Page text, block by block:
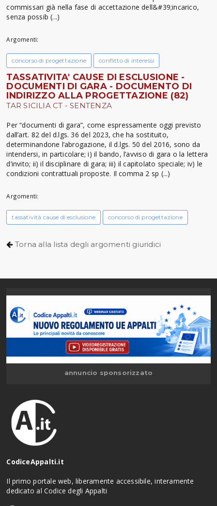
commissari già nella fase di accettazione dell&#39;incarico,
senza possib (...)
Argomenti:
concorso di progettazione conflitto di interessi
TASSATIVITA' CAUSE DI ESCLUSIONE -
DOCUMENTI DI GARA - DOCUMENTO DI
INDIRIZZO ALLA PROGETTAZIONE (82)
TAR SICILIA CT - SENTENZA
Per “documenti di gara”, come espressamente oggi previsto
dall’art. 82 del d.lgs. 36 del 2023, che ha sostituito,
determinandone l’abrogazione, il d.lgs. 50 del 2016, sono da
intendersi, in particolare; i) il bando, l’avviso di gara o la lettera
d’invito; ii) il disciplinare di gara; iii) il capitolato speciale; iv) le
condizioni contrattuali proposte. Il comma 2 sp (...)
Argomenti:
tassatività cause di esclusione concorso di progettazione
Torna alla lista degli argomenti giuridici
annuncio sponsorizzato
CodiceAppalti.it
Il primo portale web, liberamente accessibile, interamente
dedicato al Codice degli Appalti